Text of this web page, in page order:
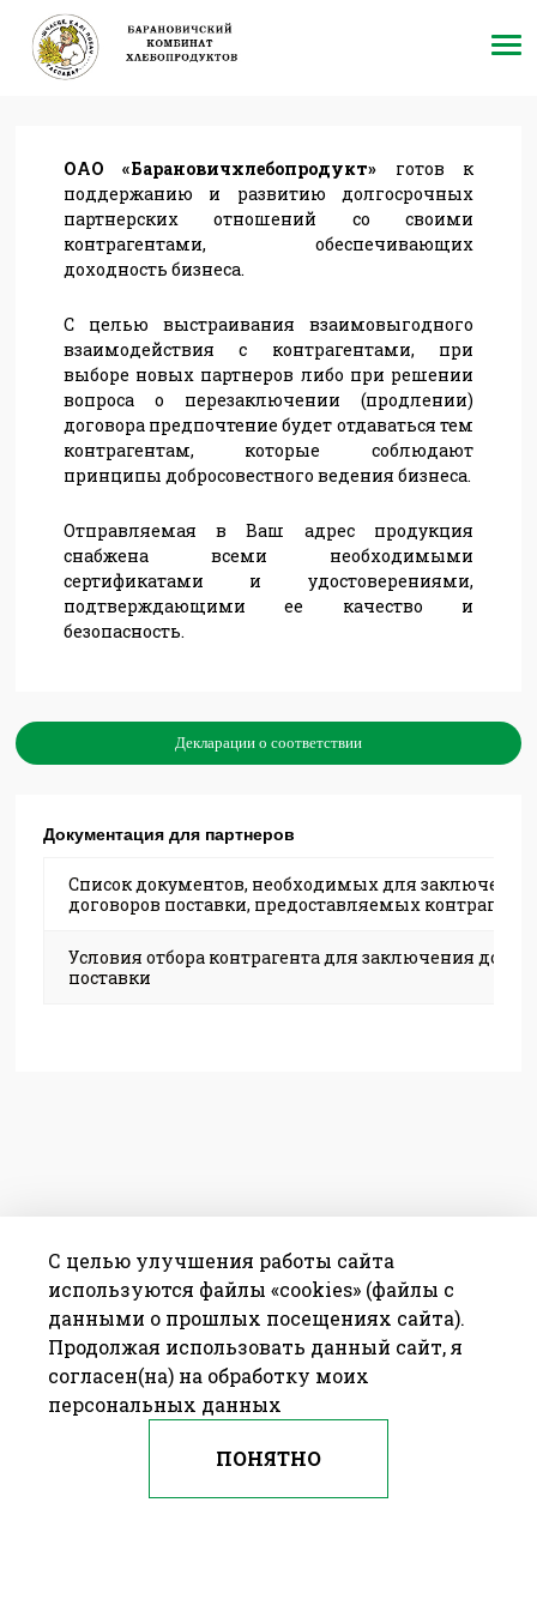
ОАО «Барановичхлебопродукт» готов к
поддержанию и развитию долгосрочных
партнерских отношений со своими
контрагентами, обеспечивающих
доходность бизнеса.
C целью выстраивания взаимовыгодного
взаимодействия с контрагентами, при
выборе новых партнеров либо при решении
вопроса о перезаключении (продлении)
договора предпочтение будет отдаваться тем
контрагентам, которые соблюдают
принципы добросовестного ведения бизнеса.
Отправляемая в Ваш адрес продукция
снабжена всеми необходимыми
сертификатами и удостоверениями,
подтверждающими ее качество и
безопасность.
Декларации о соответствии
Документация для партнеров
Список документов, необходимых для заключения
договоров поставки, предоставляемых
Условия отбора контрагента для заключения
поставки
С целью улучшения работы сайта
используются файлы «cookies» (файлы с
данными о прошлых посещениях сайта).
Продолжая использовать данный сайт, я
согласен(на) на обработку моих
персональных данных
ПОНЯТНО